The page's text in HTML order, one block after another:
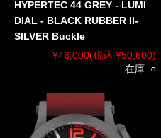
HYPERTEC 44 GREY - LUMI
DIAL - BLACK RUBBER II-
SILVER Buckle
¥46,000(税込 ¥50,600)
在庫 ○